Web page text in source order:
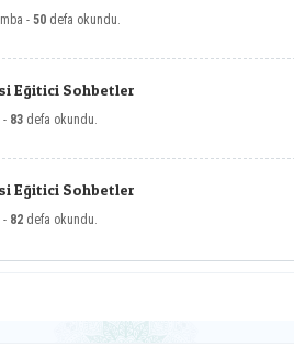
- 50 defa okundu.
Eğitici Sohbetler
- 83 defa okundu.
Eğitici Sohbetler
- 82 defa okundu.